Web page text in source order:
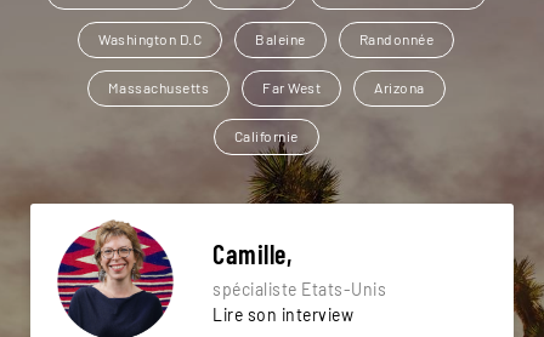
Washington D.C Baleine Randonnée
Massachusetts Far West Arizona
Californie
Camille,
spécialiste Etats-Unis
Lire son interview